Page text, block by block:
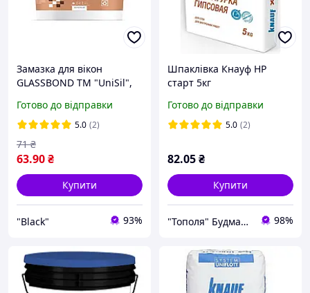
Замазка для вікон
GLASSBOND ТМ "UniSil",
Готово до відправки
5.0 (2)
63.90₴
71 ₴
Купити
"Black" 93%
Шпаклівка Кнауф HP
старт 5кг
Готово до відправки
5.0 (2)
82.05₴
Купити
"Тополя" Будматеріали 98%